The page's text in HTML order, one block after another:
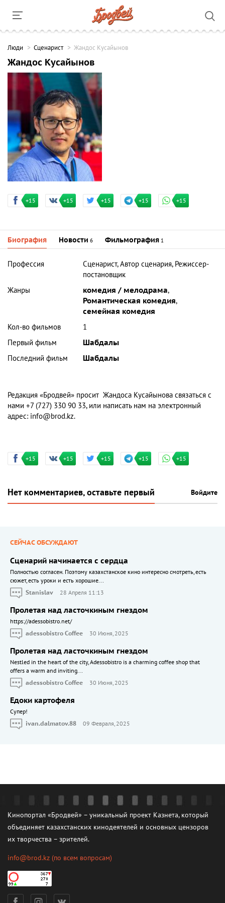
Люди Сценарист Жандос Кусайынов
Жандос Кусайынов
+15 +15 +15 +15 +15
Биография Новости 6 Фильмография 1
Профессия
Сценарист, Автор сценария, Режиссер-
постановщик
Жанры
комедия / мелодрама,
Романтическая комедия,
семейная комедия
Кол-во фильмов
1
Первый фильм
Шабдалы
Последний фильм
Шабдалы
Редакция «Бродвей» просит Жандоса Кусайынова связаться с
нами +7 (727) 330 90 33, или написать нам на электронный
адрес: info@brod.kz.
+15 +15 +15 +15 +15
Нет комментариев, оставьте первый Войдите
СЕЙЧАС ОБСУЖДАЮТ
Сценарий начинается с сердца
Полностью согласен. Поэтому казахстанское кино интересно смотреть, есть
сюжет, есть уроки и есть хорошие...
Stanislav
28 Апреля 11:13
Пролетая над ласточкиным гнездом
https://adessobistro.net/
adessobistro Coffee
30 Июня, 2025
Пролетая над ласточкиным гнездом
Nestled in the heart of the city, Adessobistro is a charming coffee shop that
offers a warm and inviting...
adessobistro Coffee
30 Июня, 2025
Едоки картофеля
Cупер!
ivan.dalmatov.88
09 Февраля, 2025
Кинопортал «Бродвей» – уникальный проект Казнета, который
объединяет казахстанских кинодеятелей и основных цензоров
их творчества – зрителей.
info@brod.kz (по всем вопросам)